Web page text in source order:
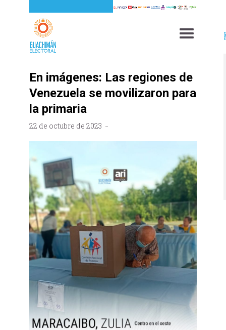
En imágenes: Las regiones de
Venezuela se movilizaron para
la primaria
22 de octubre de 2023